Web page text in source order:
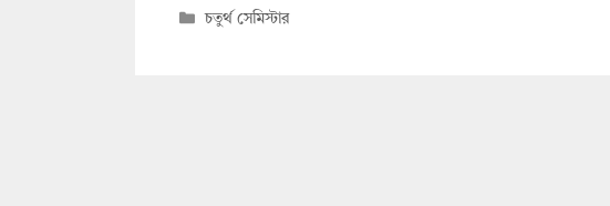
at e
Categories
চতুর্থ সেমিস্টার